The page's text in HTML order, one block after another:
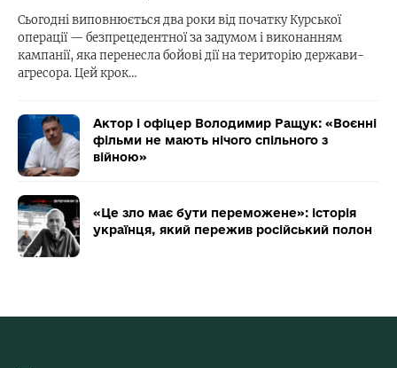
Сьогодні виповнюється два роки від початку Курської
операції — безпрецедентної за задумом і виконанням
кампанії, яка перенесла бойові дії на територію держави-
агресора. Цей крок…
Актор і офіцер Володимир Ращук: «Воєнні
фільми не мають нічого спільного з
війною»
«Це зло має бути переможене»: історія
українця, який пережив російський полон